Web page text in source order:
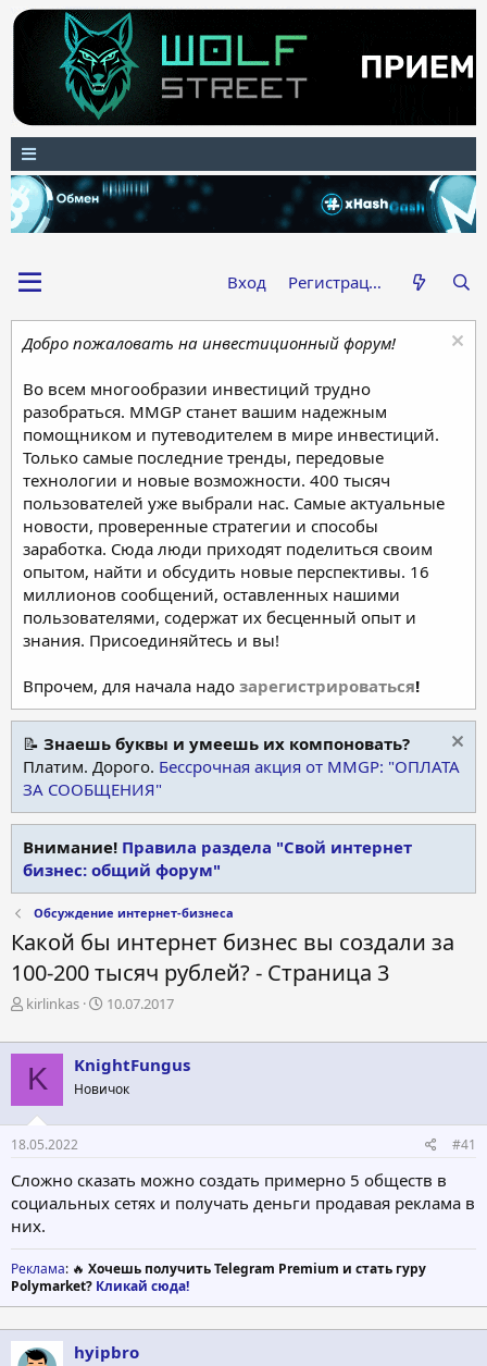
Вход Регистрация
Добро пожаловать на инвестиционный форум!
Во всем многообразии инвестиций трудно
разобраться. MMGP станет вашим надежным
помощником и путеводителем в мире инвестиций.
Только самые последние тренды, передовые
технологии и новые возможности. 400 тысяч
пользователей уже выбрали нас. Самые актуальные
новости, проверенные стратегии и способы
заработка. Сюда люди приходят поделиться своим
опытом, найти и обсудить новые перспективы. 16
миллионов сообщений, оставленных нашими
пользователями, содержат их бесценный опыт и
знания. Присоединяйтесь и вы!
Впрочем, для начала надо зарегистрироваться!
📝 Знаешь буквы и умеешь их компоновать?
Платим. Дорого. Бессрочная акция от MMGP: "ОПЛАТА
ЗА СООБЩЕНИЯ"
Внимание! Правила раздела "Свой интернет
бизнес: общий форум"
Обсуждение интернет-бизнеса
Какой бы интернет бизнес вы создали за
100-200 тысяч рублей? - Страница 3
А
т
р
е
м
ы
kirlinkas
Д
т
а
н
а
ч
л
а
10.07.2017
K KnightFungus
Новичок
18.05.2022 #41
Сложно сказать можно создать примерно 5 обществ в
социальных сетях и получать деньги продавая реклама в
них.
Реклама: 🔥 Хочешь получить Telegram Premium и стать гуру
Polymarket? Кликай сюда!
hyipbro